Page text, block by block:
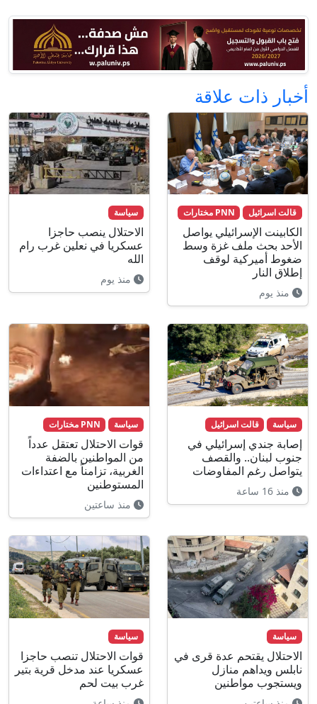
أخبار ذات علاقة
قالت اسرائيل PNN مختارات
الكابينت الإسرائيلي يواصل
الأحد بحث ملف غزة وسط
ضغوط أميركية لوقف
إطلاق النار
منذ يوم
سياسة
الاحتلال ينصب حاجزا
عسكريا في نعلين غرب رام
الله
منذ يوم
سياسة قالت اسرائيل
إصابة جندي إسرائيلي في
جنوب لبنان.. والقصف
يتواصل رغم المفاوضات
منذ 16 ساعة
سياسة PNN مختارات
قوات الاحتلال تعتقل عدداً
من المواطنين بالضفة
الغربية، تزامناً مع اعتداءات
المستوطنين
منذ ساعتين
سياسة
الاحتلال يقتحم عدة قرى في
نابلس ويداهم منازل
ويستجوب مواطنين
سياسة
قوات الاحتلال تنصب حاجزا
عسكريا عند مدخل قرية بتير
غرب بيت لحم